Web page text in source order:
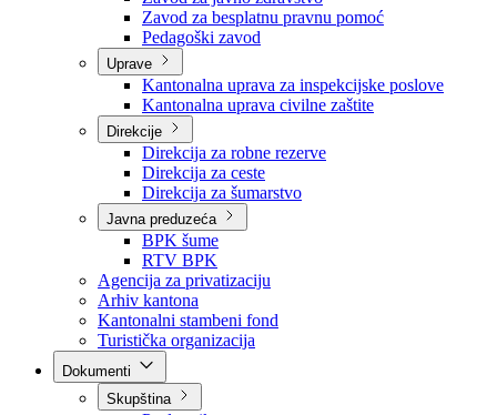
Zavodi
Zavod zdravstvenog osiguranja
Zavod za javno zdravstvo
Zavod za besplatnu pravnu pomoć
Pedagoški zavod
Uprave
Kantonalna uprava za inspekcijske poslove
Kantonalna uprava civilne zaštite
Direkcije
Direkcija za robne rezerve
Direkcija za ceste
Direkcija za šumarstvo
Javna preduzeća
BPK šume
RTV BPK
Agencija za privatizaciju
Arhiv kantona
Kantonalni stambeni fond
Turistička organizacija